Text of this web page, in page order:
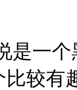
是一
比较有